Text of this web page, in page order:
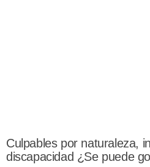
Culpables por naturaleza,
discapacidad ¿Se puede